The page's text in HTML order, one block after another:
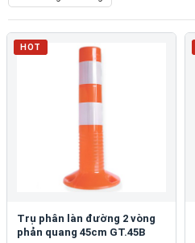
HOT
Trụ phân làn đường 2 vòng
phản quang 45cm GT.45B